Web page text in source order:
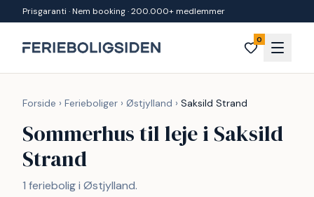
Spring til indhold
Prisgaranti · Nem booking · 200.000+ medlemmer
0
Forside › Ferieboliger › Østjylland › Saksild Strand
Sommerhus til leje i Saksild
Strand
1 feriebolig i Østjylland.